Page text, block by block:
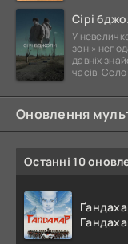
Сірі
У
зоні»
давніх
часів. Село
Оновлення
Останні 10